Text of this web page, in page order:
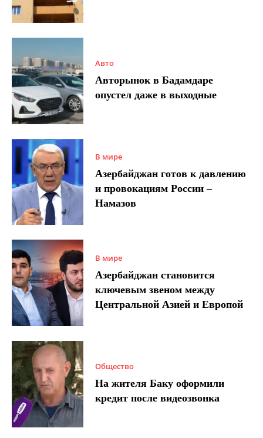
Авто
Авторынок в Бадамдаре
опустел даже в выходные
В мире
Азербайджан готов к давлению
и провокациям России –
Намазов
В мире
Азербайджан становится
ключевым звеном между
Центральной Азией и Европой
Общество
На жителя Баку оформили
кредит после видеозвонка